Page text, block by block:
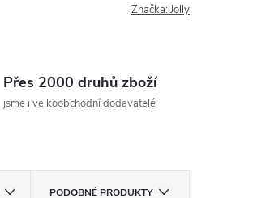
Značka:Jolly
Přes 2000 druhů zboží
jsme i velkoobchodní dodavatelé
PODOBNÉ PRODUKTY